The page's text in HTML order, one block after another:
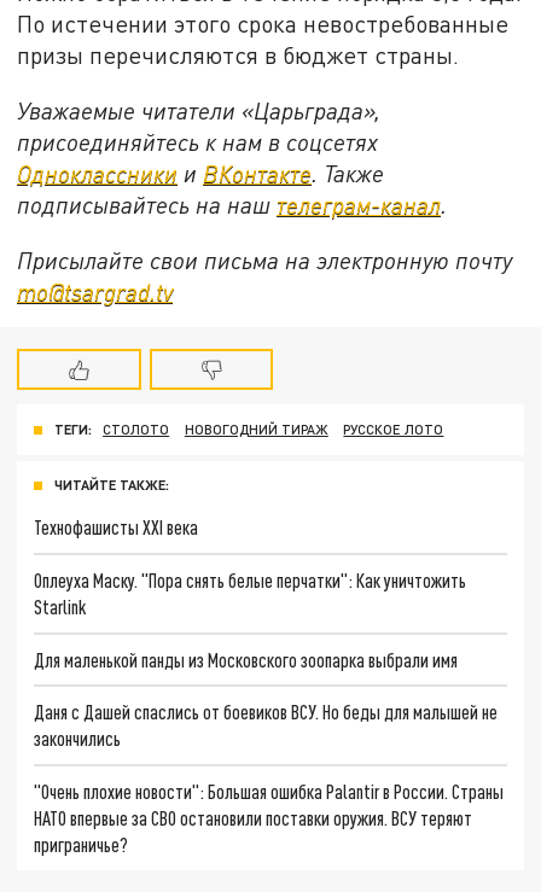
По истечении этого срока невостребованные
призы перечисляются в бюджет страны.
Уважаемые читатели «Царьграда»,
присоединяйтесь к нам в соцсетях
Одноклассники и ВКонтакте. Также
подписывайтесь на наш телеграм-канал.
Присылайте свои письма на электронную почту
mo@tsargrad.tv
ТЕГИ: СТОЛОТО НОВОГОДНИЙ ТИРАЖ РУССКОЕ ЛОТО
ЧИТАЙТЕ ТАКЖЕ:
Технофашисты XXI века
Оплеуха Маску. "Пора снять белые перчатки": Как уничтожить
Starlink
Для маленькой панды из Московского зоопарка выбрали имя
Даня с Дашей спаслись от боевиков ВСУ. Но беды для малышей не
закончились
"Очень плохие новости": Большая ошибка Palantir в России. Страны
НАТО впервые за СВО остановили поставки оружия. ВСУ теряют
приграничье?